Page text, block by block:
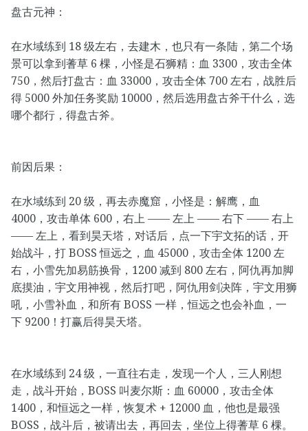
盘古元神：
在水域练到 18 级左右，去建木，也只有一条陆，第二个场
景可以拿到蓍草 6 棵，小怪是石狮精：血 3300，攻击全体
750，然后打盘古：血 33000，攻击全体 700 左右，战胜后
得 5000 外加任务奖励 10000，然后选用盘古斧干什么，选
哪个都行，得盘古斧。
前因后果：
在水域练到 20 级，再去赤魔窟，小怪是：解鹰，血
4000，攻击单体 600，右上 —— 左上 —— 右下 —— 右上
—— 左上，看到昊天塔，对话后，点一下宇文拓的话，开
始战斗，打 BOSS 恒远之，血 45000，攻击全体 1200 左
右，小雪先加易筋换骨，1200 减到 800 左右，阿仇再加脚
底摸油，宇文用神视，然后打吧，阿仇用剑决阵，宇文用狮
吼，小雪补血，和所有 BOSS 一样，恒远之也会补血，一
下 9200！打赢后得昊天塔。
在水域练到 24 级，一直往右走，发现一个人，三人刚想
走，战斗开始，BOSS 叫麦尔斯：血 60000，攻击全体
1400，和恒远之一样，恢复术 + 12000 血，他也是最强
BOSS，战斗后，被请出去，再回去，坐位上得蓍草 6 棵。